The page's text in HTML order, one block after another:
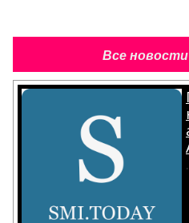
Все новости
.